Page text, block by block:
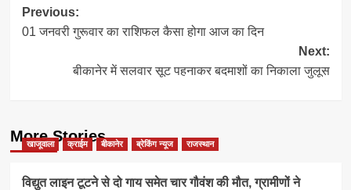
Post
navigation
Previous:
01 जनवरी गुरूवार का राशिफल कैसा होगा आज का दिन
Next:
बीकानेर में सलवार सूट पहनाकर बदमाशों का निकाला जुलूस
More Stories
खाजूवाला क्राईम बीकानेर ब्रेकिंग न्यूज राजस्थान
विद्युत लाइन टूटने से दो गाय समेत चार गौवंश की मौत, ग्रामीणों ने